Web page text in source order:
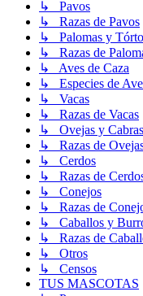
↳ Pavos
↳ Razas de Pavos
↳ Palomas y
↳ Razas de
↳ Aves de Caza
↳ Especies de
↳ Vacas
↳ Razas de Vacas
↳ Ovejas y Cabras
↳ Razas de
↳ Cerdos
↳ Razas de
↳ Conejos
↳ Razas de
↳ Caballos y
↳ Razas de
↳ Otros
↳ Censos
TUS MASCOTAS